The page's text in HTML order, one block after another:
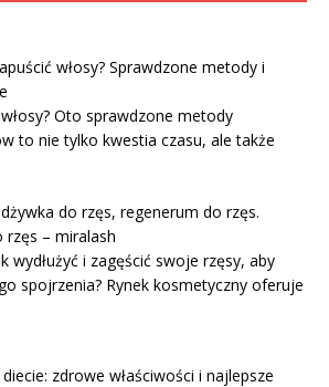
włosy? Sprawdzone metody i
Oto sprawdzone metody
to nie tylko kwestia czasu, ale także
do rzęs, regenerum do rzęs.
rzęs – miralash
wydłużyć i zagęścić swoje rzęsy, aby
spojrzenia? Rynek kosmetyczny oferuje
zdrowe właściwości i najlepsze